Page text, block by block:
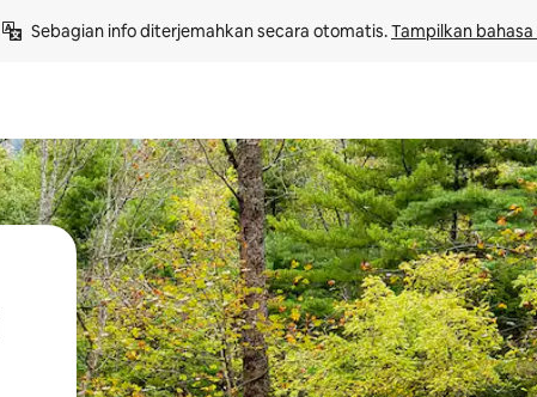
Sebagian info diterjemahkan secara otomatis. Tampilkan bahasa